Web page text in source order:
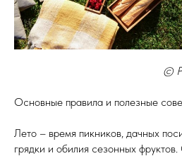
©
Основные правила и полезные
Лето – время пикников, дачных
грядки и обилия сезонных